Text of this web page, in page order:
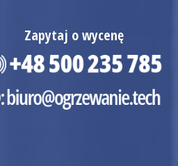
Zapytaj o wycenę